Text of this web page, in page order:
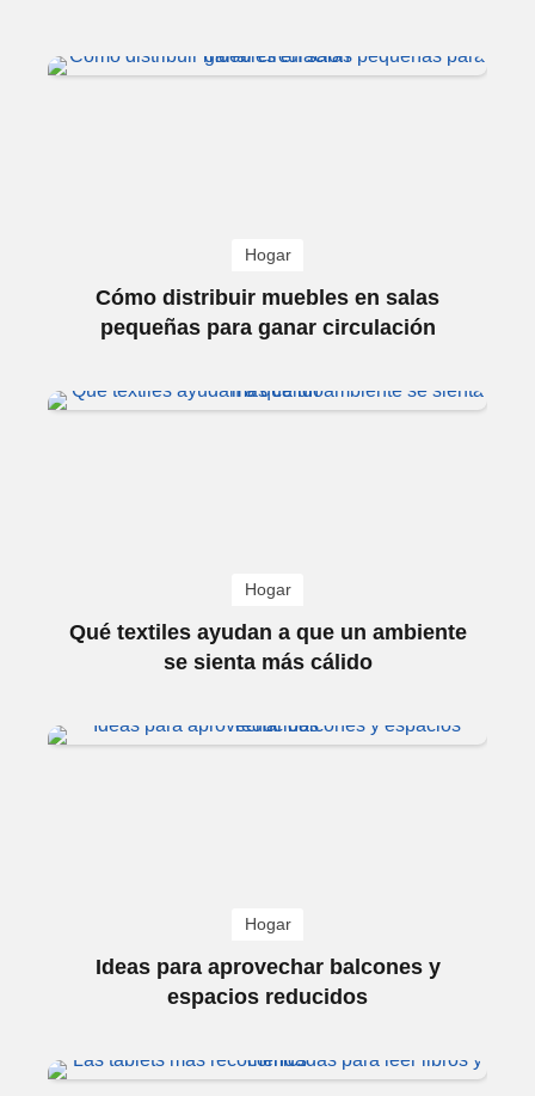
Hogar
Cómo distribuir muebles en salas
pequeñas para ganar circulación
Hogar
Qué textiles ayudan a que un ambiente
se sienta más cálido
Hogar
Ideas para aprovechar balcones y
espacios reducidos